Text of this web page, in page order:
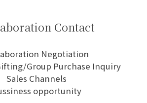
Contact
Negotiation
Group Purchase Inquiry
Sales Channels
opportunity